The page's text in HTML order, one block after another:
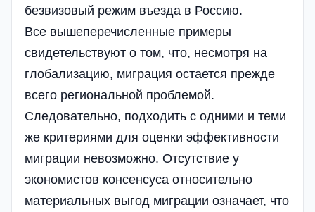
безвизовый режим въезда в Россию.
Все вышеперечисленные примеры
свидетельствуют о том, что, несмотря на
глобализацию, миграция остается прежде
всего региональной проблемой.
Следовательно, подходить с одними и теми
же критериями для оценки эффективности
миграции невозможно. Отсутствие у
экономистов консенсуса относительно
материальных выгод миграции означает, что